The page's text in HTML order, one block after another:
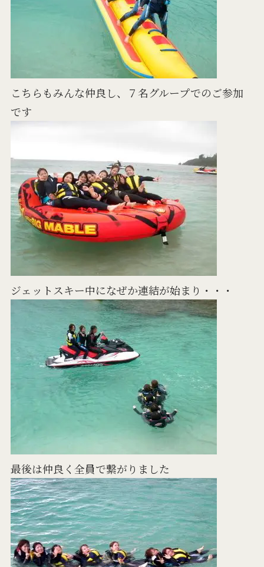
こちらもみんな仲良し、７名グループでのご参加
です
ジェットスキー中になぜか連結が始まり・・・
最後は仲良く全員で繋がりました